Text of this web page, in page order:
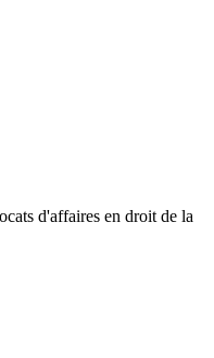
d'affaires en droit de la